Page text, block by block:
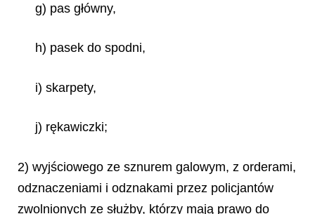
g) pas główny,
h) pasek do spodni,
i) skarpety,
j) rękawiczki;
2) wyjściowego ze sznurem galowym, z orderami,
odznaczeniami i odznakami przez policjantów
zwolnionych ze służby, którzy mają prawo do